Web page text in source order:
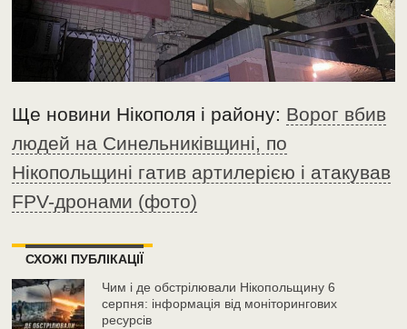
Ще новини Нікополя і району: Ворог вбив
людей на Синельниківщині, по
Нікопольщині гатив артилерією і атакував
FPV-дронами (фото)
СХОЖІ ПУБЛІКАЦІЇ
Чим і де обстрілювали Нікопольщину 6
серпня: інформація від моніторингових
ресурсів